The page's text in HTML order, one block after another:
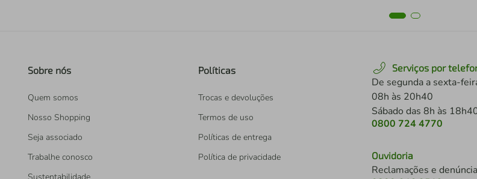
Sobre nós
Quem somos
Nosso Shopping
Seja associado
Trabalhe conosco
Políticas
Trocas e devoluções
Termos de uso
Políticas de entrega
Política de privacidade
Serviços por
De segunda a sexta-
08h às 20h40
Sábado das 8h às
0800 724 4770
Ouvidoria
Reclamações e